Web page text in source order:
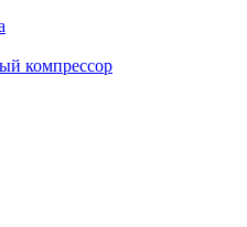
компрессор